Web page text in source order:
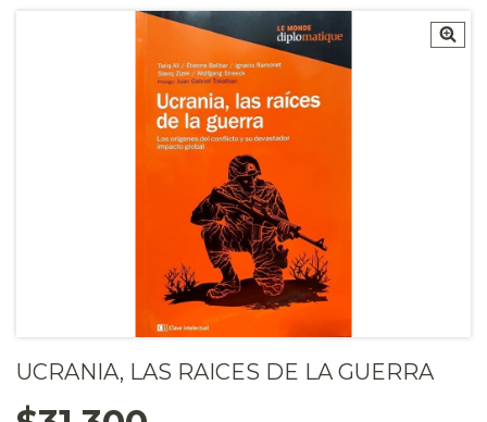
UCRANIA, LAS RAICES DE LA GUERRA